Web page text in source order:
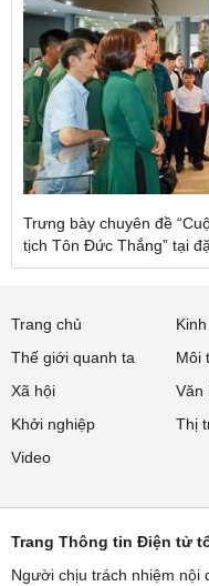
Trưng bày chuyên đề
tịch Tôn Đức Thắng” tại
Trang chủ
Thế giới quanh ta
Môi
Xã hội
Văn
Khởi nghiệp
Thị
Video
Trang Thông tin Điện tử
Người chịu trách nhiệm nội